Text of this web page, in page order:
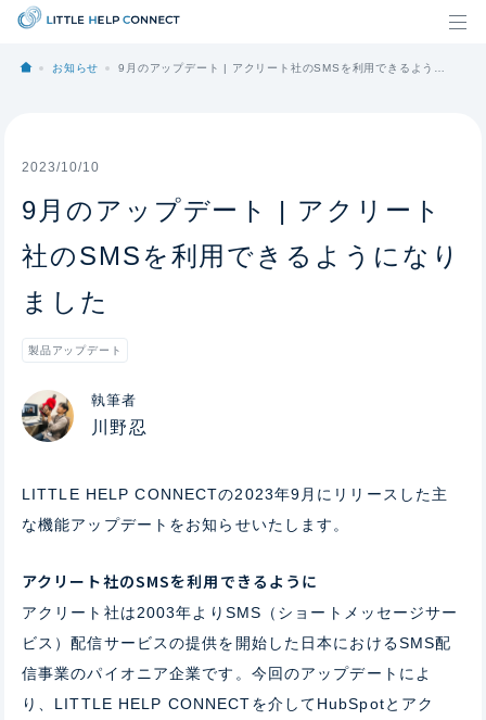
お知らせ
2023/10/10
9月のアップデート | アクリート
社のSMSを利用できるようになり
ました
製品アップデート
執筆者
川野忍
​LITTLE HELP CONNECTの2023年9月にリリースした主
な機能アップデートをお知らせいたします。​
アクリート社のSMSを利用できるように
アクリート社は2003年よりSMS（ショートメッセージサー
ビス）配信サービスの提供を開始した日本におけるSMS配
信事業のパイオニア企業です。今回のアップデートによ
り、LITTLE HELP CONNECTを介してHubSpotとアク